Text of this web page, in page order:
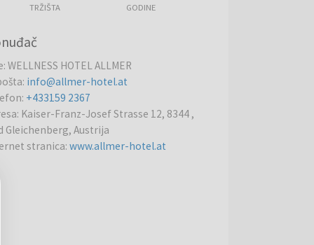
TRŽIŠTA GODINE
:WELLNESS HOTEL ALLMER
: info@allmer-hotel.at
: +433159 2367
: Kaiser-Franz-Josef Strasse 12, 8344 ,
Gleichenberg, Austrija
stranica:www.allmer-hotel.at